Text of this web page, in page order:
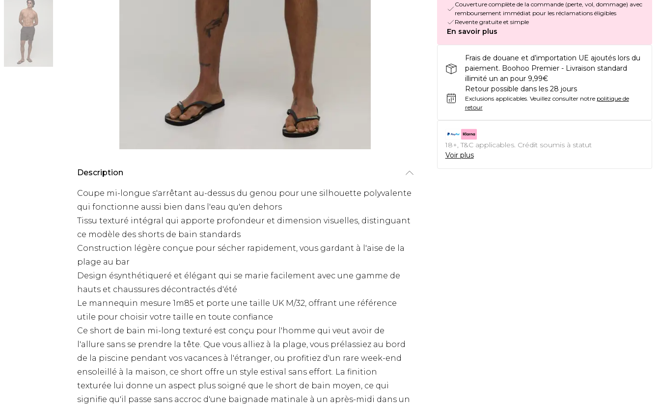
Description
Coupe mi-longue s'arrêtant au-dessus du genou pour une silhouette polyvalente
qui fonctionne aussi bien dans l'eau qu'en dehors
Tissu texturé intégral qui apporte profondeur et dimension visuelles, distinguant
ce modèle des shorts de bain standards
Construction légère conçue pour sécher rapidement, vous gardant à l'aise de la
plage au bar
Design ésynthétiqueré et élégant qui se marie facilement avec une gamme de
hauts et chaussures décontractés d'été
Le mannequin mesure 1m85 et porte une taille UK M/32, offrant une référence
utile pour choisir votre taille en toute confiance
Ce short de bain mi-long texturé est conçu pour l'homme qui veut avoir de
l'allure sans se prendre la tête. Que vous alliez à la plage, vous prélassiez au bord
de la piscine pendant vos vacances à l'étranger, ou profitiez d'un rare week-end
ensoleillé à la maison, ce short offre un style estival sans effort. La finition
texturée lui donne un aspect plus soigné que le short de bain moyen, ce qui
signifie qu'il passe sans accroc d'une baignade matinale à un après-midi dans un
Couverture complète de la commande (perte, vol, dommage) avec
remboursement immédiat pour les réclamations éligibles
Revente gratuite et simple
En savoir plus
Frais de douane et d’importation UE ajoutés lors du
paiement. Boohoo Premier - Livraison standard
illimité un an pour 9,99€
Retour possible dans les 28 jours
Exclusions applicables. Veuillez consulter notre politique de
retour
18+, T&C applicables. Crédit soumis à statut
Voir plus